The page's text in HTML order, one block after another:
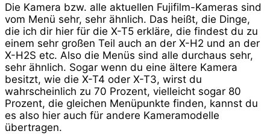
Die Kamera bzw. alle aktuellen Fujifilm-Kameras sind
vom Menü sehr, sehr ähnlich. Das heißt, die Dinge,
die ich dir hier für die X-T5 erkläre, die findest du zu
einem sehr großen Teil auch an der X-H2 und an der
X-H2S etc. Also die Menüs sind alle durchaus sehr,
sehr ähnlich. Sogar wenn du eine ältere Kamera
besitzt, wie die X-T4 oder X-T3, wirst du
wahrscheinlich zu 70 Prozent, vielleicht sogar 80
Prozent, die gleichen Menüpunkte finden, kannst du
es also hier auch für andere Kameramodelle
übertragen.